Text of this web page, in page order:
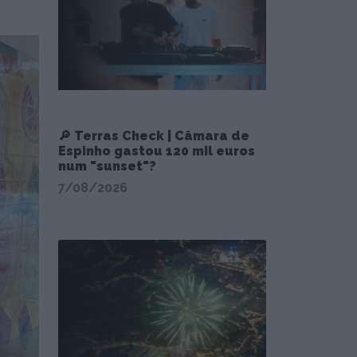
🔎 Terras Check | Câmara de
Espinho gastou 120 mil euros
num "sunset"?
7/08/2026